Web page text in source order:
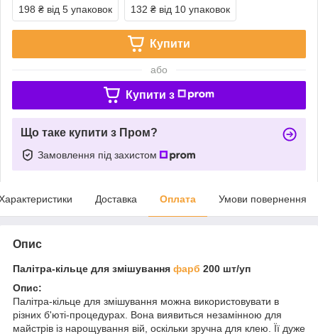
198 ₴ від 5 упаковок 132 ₴ від 10 упаковок
Купити
або
Купити з
Що таке купити з Пром?
Замовлення під захистом
Доставка Оплата Умови повернення
Опис
Палітра-кільце для змішування фарб 200 шт/уп
Опис:
Палітра-кільце для змішування можна використовувати в
різних б'юті-процедурах. Вона виявиться незамінною для
майстрів із нарощування вій, оскільки зручна для клею. Її дуже